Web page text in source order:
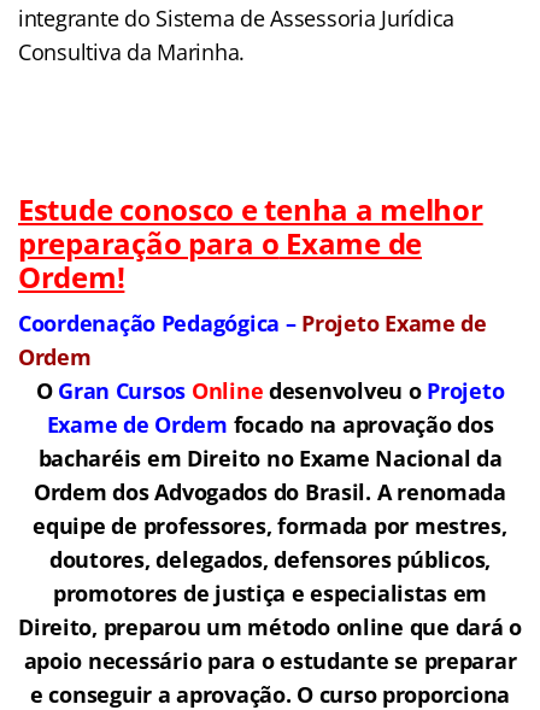
integrante do Sistema de Assessoria Jurídica
Consultiva da Marinha.
Estude conosco e tenha a melhor
preparação para o Exame de
Ordem!
Coordenação Pedagógica – Projeto Exame de
Ordem
O Gran Cursos Online desenvolveu o Projeto
Exame de Ordem focado na aprovação dos
bacharéis em Direito no Exame Nacional da
Ordem dos Advogados do Brasil. A renomada
equipe de professores, formada por mestres,
doutores, delegados, defensores públicos,
promotores de justiça e especialistas em
Direito, preparou um método online que dará o
apoio necessário para o estudante se preparar
e conseguir a aprovação. O curso proporciona